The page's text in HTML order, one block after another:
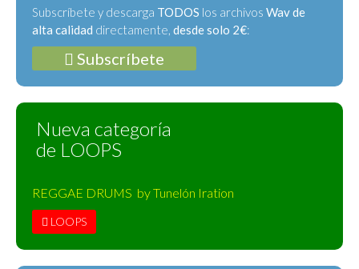
Subscríbete y descarga TODOS los archivos Wav de
alta calidad directamente, desde solo 2€:
Subscríbete
Nueva categoría
de LOOPS
REGGAE DRUMS by Tunelón Iration
LOOPS